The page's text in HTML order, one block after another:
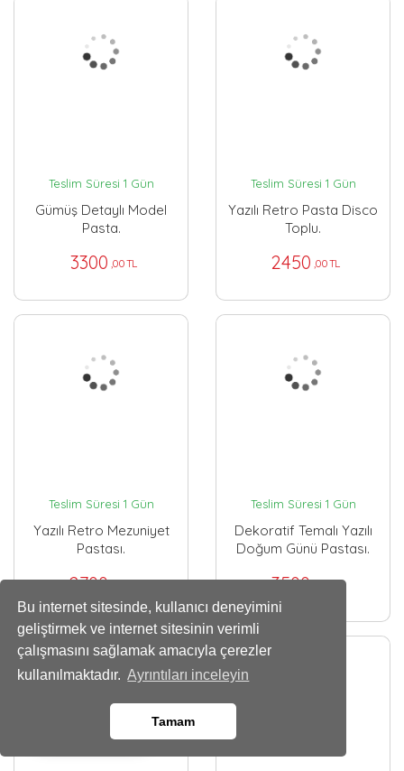
Bu internet sitesinde, kullanıcı deneyimini
geliştirmek ve internet sitesinin verimli
çalışmasını sağlamak amacıyla çerezler
kullanılmaktadır. Ayrıntıları inceleyin
Tamam
Teslim Süresi 1 Gün
Gümüş Detaylı Model
Pasta.
3300 ,00 TL
Teslim Süresi 1 Gün
Yazılı Retro Pasta Disco
Toplu.
2450 ,00 TL
Teslim Süresi 1 Gün
Yazılı Retro Mezuniyet
Pastası.
2700 ,00 TL
Teslim Süresi 1 Gün
Dekoratif Temalı Yazılı
Doğum Günü Pastası.
3500 ,00 TL